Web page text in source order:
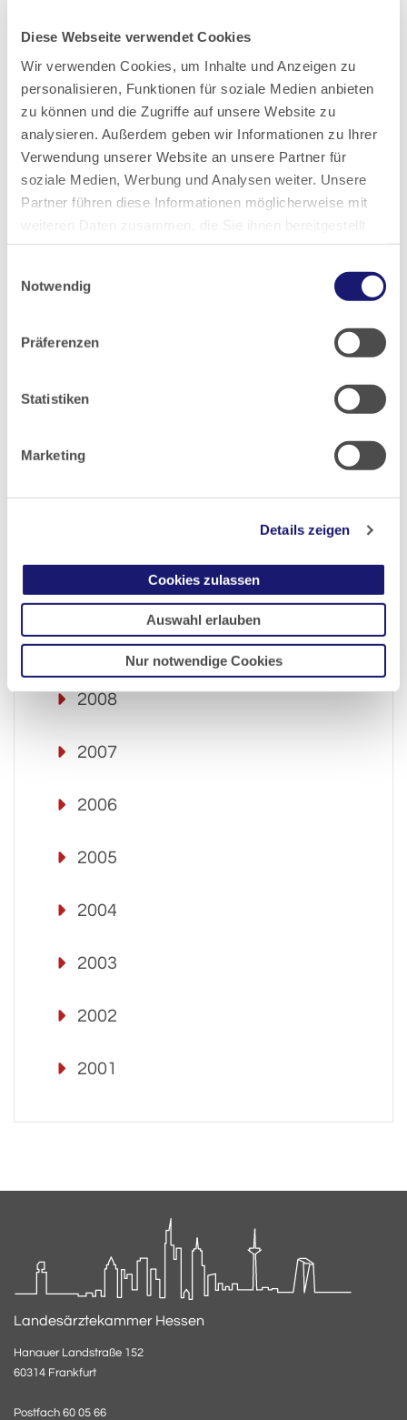
Diese Webseite verwendet Cookies
Wir verwenden Cookies, um Inhalte und Anzeigen zu
personalisieren, Funktionen für soziale Medien anbieten
zu können und die Zugriffe auf unsere Website zu
analysieren. Außerdem geben wir Informationen zu Ihrer
Verwendung unserer Website an unsere Partner für
soziale Medien, Werbung und Analysen weiter. Unsere
Partner führen diese Informationen möglicherweise mit
weiteren Daten zusammen, die Sie ihnen bereitgestellt
haben oder die sie im Rahmen Ihrer Nutzung der Dienste
Notwendig
Präferenzen
Statistiken
Marketing
Details zeigen
Cookies zulassen
Auswahl erlauben
Nur notwendige Cookies
2020
2019
2018
2017
2016
2010
2009
2008
2007
2006
2005
2004
2003
2002
2001
Landesärztekammer Hessen
Hanauer Landstraße 152
60314 Frankfurt
Postfach 60 05 66